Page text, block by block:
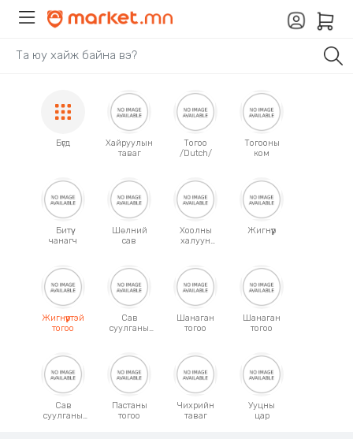
Бүгд
Хайруулын
таваг
Тогоо
/Dutch/
Тогооны
ком
Битүү
чанагч
Шөлний
сав
Хоолны
халуун
Жигнүүр
Жигнүүртэй
тогоо
Сав
суулганы
Шанаган
тогоо
Шанаган
тогоо
Сав
суулганы
Пастаны
тогоо
Чихрийн
таваг
Ууцны
цар